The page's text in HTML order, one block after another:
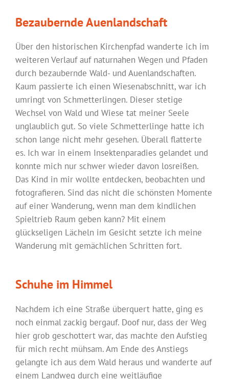
Bezaubernde Auenlandschaft
Über den historischen Kirchenpfad wanderte ich im
weiteren Verlauf auf naturnahen Wegen und Pfaden
durch bezaubernde Wald- und Auenlandschaften.
Kaum passierte ich einen Wiesenabschnitt, war ich
umringt von Schmetterlingen. Dieser stetige
Wechsel von Wald und Wiese tat meiner Seele
unglaublich gut. So viele Schmetterlinge hatte ich
schon lange nicht mehr gesehen. Überall flatterte
es. Ich war in einem Insektenparadies gelandet und
konnte mich nur schwer wieder davon losreißen.
Das Kind in mir wollte entdecken, beobachten und
fotografieren. Sind das nicht die schönsten Momente
auf einer Wanderung, wenn man dem kindlichen
Spieltrieb Raum geben kann? Mit einem
glückseligen Lächeln im Gesicht setzte ich meine
Wanderung mit gemächlichen Schritten fort.
Schuhe im Himmel
Nachdem ich eine Straße überquert hatte, ging es
noch einmal zackig bergauf. Doof nur, dass der Weg
hier grob geschottert war, das machte den Aufstieg
für mich recht mühsam. Am Ende des Anstiegs
gelangte ich aus dem Wald heraus und wanderte auf
einem Landweg durch eine weitläufige